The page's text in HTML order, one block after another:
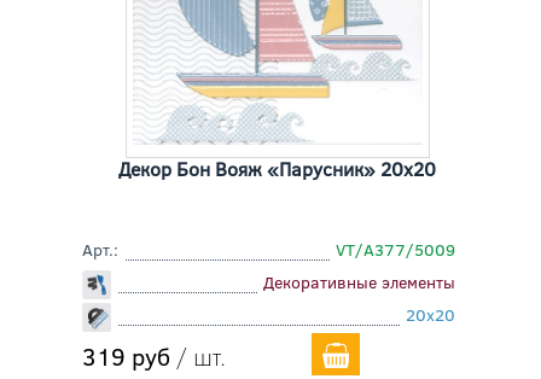
Декор Бон Вояж «Парусник» 20x20
Арт.:
VT/A377/5009
Декоративные элементы
20x20
319 руб / шт.